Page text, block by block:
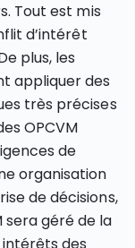
Tout est mis
d’intérêt
plus, les
appliquer des
très précises
OPCVM
de
organisation
de décisions,
sera géré de la